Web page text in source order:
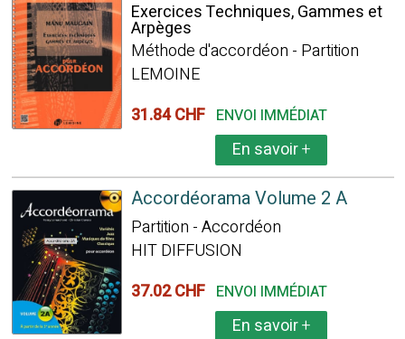
Exercices Techniques, Gammes et
Arpèges
Méthode d'accordéon - Partition
LEMOINE
31.84 CHF ENVOI IMMÉDIAT
En savoir+
Accordéorama Volume 2 A
Partition - Accordéon
HIT DIFFUSION
37.02 CHF ENVOI IMMÉDIAT
En savoir+